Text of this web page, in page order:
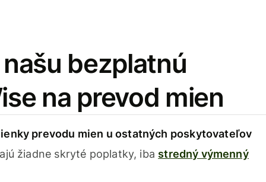
bezplatnú
na prevod mien
prevodu mien u ostatných poskytovateľov
žiadne skryté poplatky, iba stredný výmenný